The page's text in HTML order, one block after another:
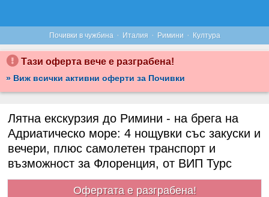
Почивки в чужбина · Италия · Римини · Култура
Тази оферта вече е разграбена!
» Виж всички активни оферти за Почивки
Лятна екскурзия до Римини - на брега на
Адриатическо море: 4 нощувки със закуски и
вечери, плюс самолетен транспорт и
възможност за Флоренция, от ВИП Турс
Офертата е разграбена!